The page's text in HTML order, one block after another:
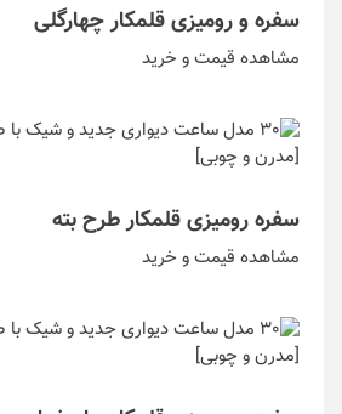
سفره و رومیزی قلمکار چهارگلی
مشاهده قیمت و خرید
سفره رومیزی قلمکار طرح بته
مشاهده قیمت و خرید